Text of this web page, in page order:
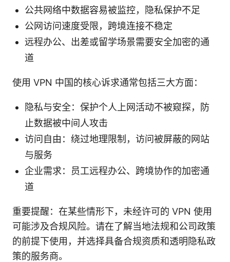
公共网络中数据容易被监控，隐私保护不足
公网访问速度受限，跨境连接不稳定
远程办公、出差或留学场景需要安全加密的通
道
使用 VPN 中国的核心诉求通常包括三大方面：
隐私与安全：保护个人上网活动不被窥探，防
止数据被中间人攻击
访问自由：绕过地理限制，访问被屏蔽的网站
与服务
企业需求：员工远程办公、跨境协作的加密通
道
重要提醒：在某些情形下，未经许可的 VPN 使用
可能涉及合规风险。请在了解当地法规和公司政策
的前提下使用，并选择具备合规资质和透明隐私政
策的服务商。